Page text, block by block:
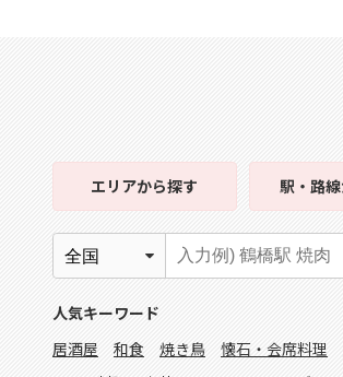
エリアから探す 駅・路線
人気キーワード
居酒屋
和食 焼き鳥 懐石・会席料理